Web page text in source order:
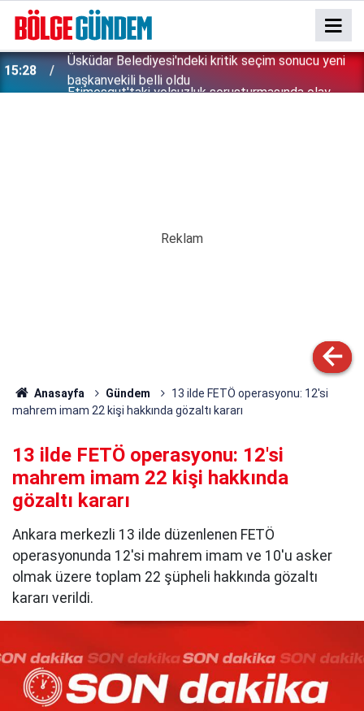
13:33
Etimesgut'taki yolsuzluk soruşturmasında olay
ifade: 5 Sene buradayız, yiyebildiğiniz kadar yiyin
Anasayfa Gündem
13 ilde FETÖ operasyonu: 12'si
mahrem imam 22 kişi hakkında gözaltı kararı
13 ilde FETÖ operasyonu: 12'si
mahrem imam 22 kişi hakkında
gözaltı kararı
Ankara merkezli 13 ilde düzenlenen FETÖ
operasyonunda 12'si mahrem imam ve 10'u asker
olmak üzere toplam 22 şüpheli hakkında gözaltı
kararı verildi.